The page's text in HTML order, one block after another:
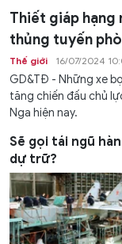
Thiết giáp hạng
thủng tuyến
Thế giới 16/07/2024
GD&TĐ - Những xe
tăng chiến đấu chủ
Nga hiện nay.
Sẽ gọi tái ngũ
dự trữ?